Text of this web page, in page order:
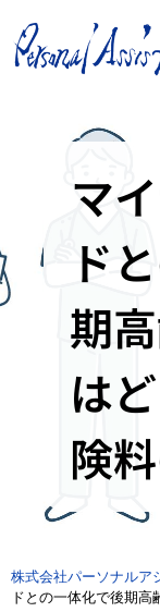
マ
ド
期
は
険
株式会社パーソナルア
ドとの一体化で後期